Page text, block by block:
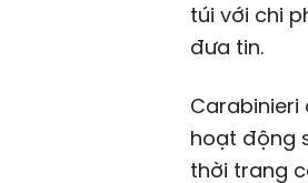
túi với chi
đưa tin.
hoạt động
thời trang